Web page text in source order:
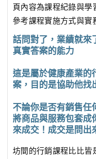
頁內容為課程紀錄與學
參考課程實施方式與實
話問對了，業績就來
真實答案的能力
這是屬於健康產業的
案，目的是協助他找
不論你是否有銷售任
將商品與服務包套成
來成交！成交是問出
坊間的行銷課程比比皆